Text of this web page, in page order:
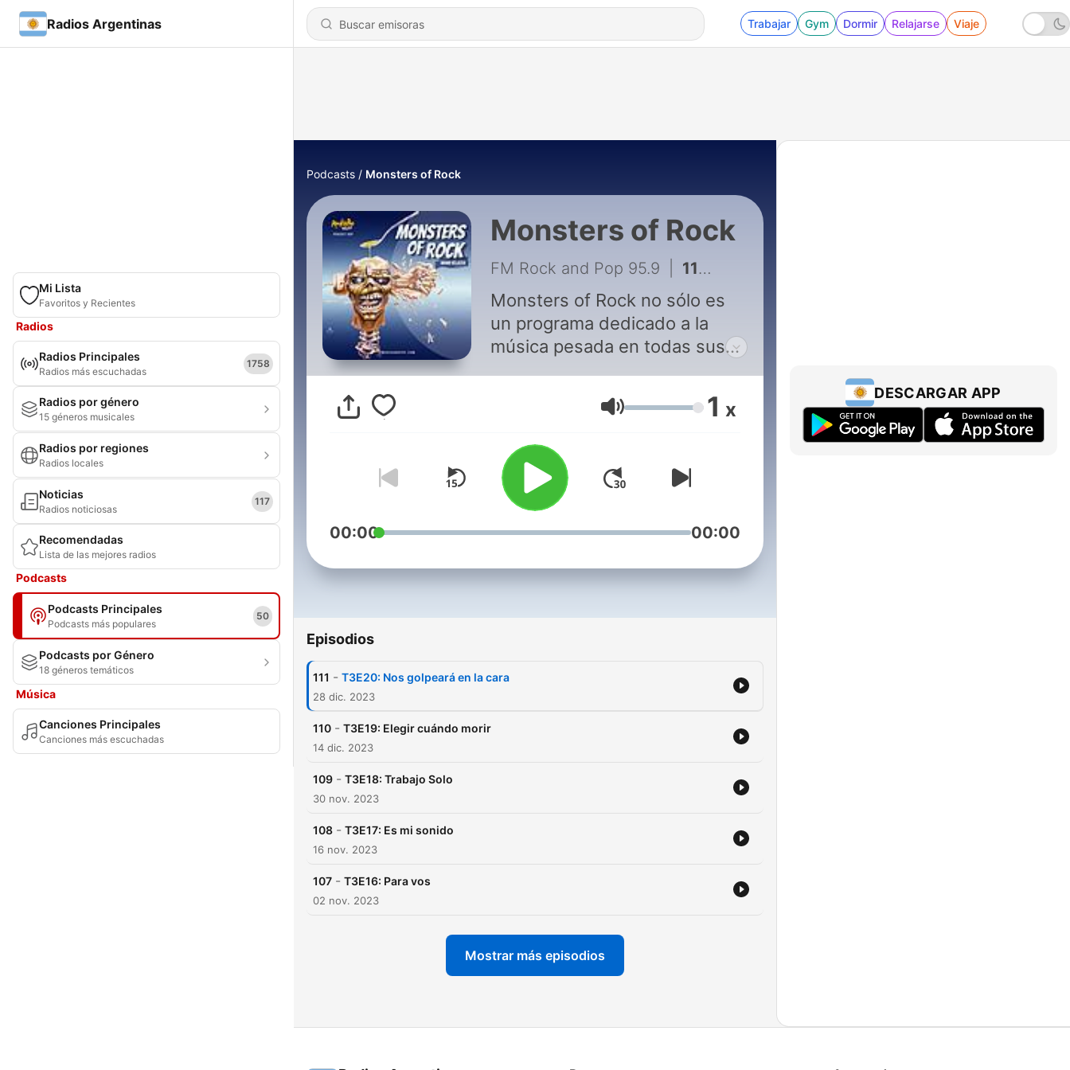
Radios Argentinas Trabajar Gym Dormir Relajarse Viaje
Mi Lista
Favoritos y Recientes
Radios
Radios Principales
Radios más escuchadas
1758
Radios por género
15 géneros musicales
Radios por regiones
Radios locales
Noticias
Radios noticiosas
117
Recomendadas
Lista de las mejores radios
Podcasts
Podcasts Principales
Podcasts más populares
50
Podcasts por Género
18 géneros temáticos
Música
Canciones Principales
Canciones más escuchadas
Podcasts Monsters of Rock
Monsters of Rock
FM Rock and Pop 95.9 111 - T3E20: Nos golpeará en la cara
Monsters of Rock no sólo es
un programa dedicado a la
música pesada en todas sus
mística y su bagaje cultural,
con entrevistas exclusivas,
aguda y refrescante sobre la
escena nacional e
internacional.
Volumen 1 x
00:00 00:00
Episodios
111 - T3E20: Nos golpeará en la cara
28 dic. 2023
110 - T3E19: Elegir cuándo morir
14 dic. 2023
109 - T3E18: Trabajo Solo
30 nov. 2023
108 - T3E17: Es mi sonido
16 nov. 2023
107 - T3E16: Para vos
02 nov. 2023
Mostrar más episodios
DESCARGAR APP